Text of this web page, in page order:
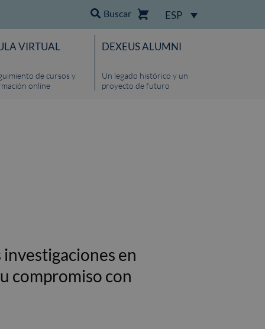
Buscar ESP
VIRTUAL
de cursos y
online
DEXEUS ALUMNI
Un legado histórico y un
proyecto de futuro
en
compromiso con